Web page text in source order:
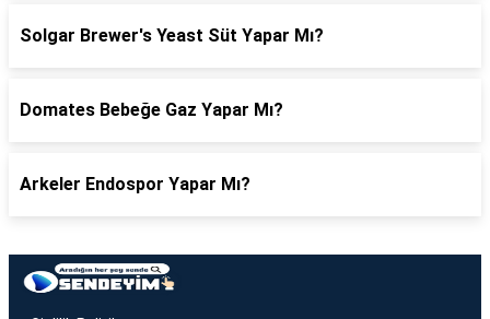
Solgar Brewer's Yeast Süt Yapar Mı?
Domates Bebeğe Gaz Yapar Mı?
Arkeler Endospor Yapar Mı?